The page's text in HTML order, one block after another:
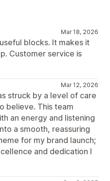
Mar 18, 2026
blocks. It makes it
Customer service is
Mar 12, 2026
struck by a level of care
believe. This team
an energy and listening
a smooth, reassuring
for my brand launch;
and dedication I